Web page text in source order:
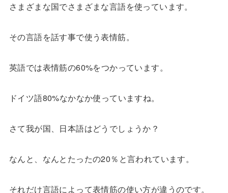
さまざまな国でさまざまな言語を使っています。
その言語を話す事で使う表情筋。
英語では表情筋の60%をつかっています。
ドイツ語80%なかなか使っていますね。
さて我が国、日本語はどうでしょうか？
なんと、なんとたったの20％と言われています。
それだけ言語によって表情筋の使い方が違うのです。